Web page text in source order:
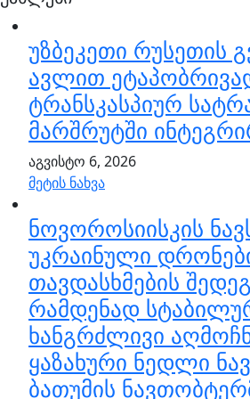
უზბეკეთი რუსეთის
ავლით
ტრანსკასპიურ
მარშრუტში
აგვისტო 6, 2026
მეტის ნახვა
ნოვოროსიისკის
უკრაინული
თავდასხმების
რამდენად
ხანგრძლივი
ყაზახური ნედლი
ბათუმის